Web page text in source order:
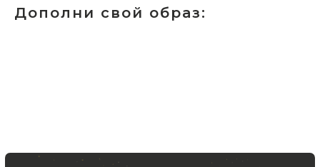
Дополни свой образ:
Новинки, акции, подарки
и модный журнал — всё это